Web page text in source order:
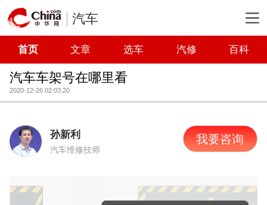
汽车
首页 文章 选车 汽修 百科
汽车车架号在哪里看
2020-12-26 02:03:20
孙新利
汽车维修技师
我要咨询